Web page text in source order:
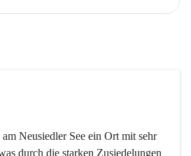
Neusiedler See ein Ort mit sehr
durch die starken Zusiedelungen